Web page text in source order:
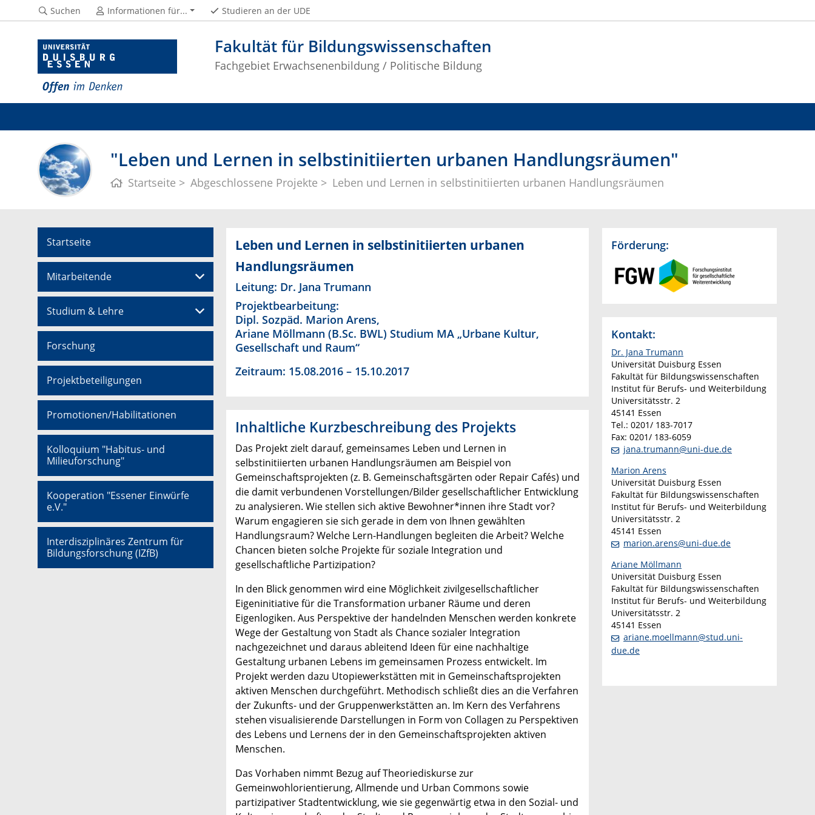
Fakultät für Bildungswissenschaften
Fachgebiet Erwachsenenbildung / Politische Bildung
Suchen Informationen für... Studieren an der UDE
"Leben und Lernen in selbstinitiierten urbanen Handlungsräumen"
Startseite Abgeschlossene Projekte Leben und Lernen in selbstinitiierten urbanen Handlungsräumen
Startseite
Mitarbeitende
Studium & Lehre
Forschung
Projektbeteiligungen
Promotionen/Habilitationen
Kolloquium "Habitus- und
Milieuforschung"
Kooperation "Essener Einwürfe
e.V."
Interdisziplinäres Zentrum für
Bildungsforschung (IZfB)
Leben und Lernen in selbstinitiierten urbanen
Handlungsräumen
Leitung: Dr. Jana Trumann
Projektbearbeitung:
Dipl. Sozpäd. Marion Arens,
Ariane Möllmann (B.Sc. BWL) Studium MA „Urbane Kultur,
Gesellschaft und Raum“
Zeitraum: 15.08.2016 – 15.10.2017
Inhaltliche Kurzbeschreibung des Projekts
Das Projekt zielt darauf, gemeinsames Leben und Lernen in
selbstinitiierten urbanen Handlungsräumen am Beispiel von
Gemeinschaftsprojekten (z. B. Gemeinschaftsgärten oder Repair Cafés) und
die damit verbundenen Vorstellungen/Bilder gesellschaftlicher Entwicklung
zu analysieren. Wie stellen sich aktive Bewohner*innen ihre Stadt vor?
Warum engagieren sie sich gerade in dem von Ihnen gewählten
Handlungsraum? Welche Lern-Handlungen begleiten die Arbeit? Welche
Chancen bieten solche Projekte für soziale Integration und
gesellschaftliche Partizipation?
In den Blick genommen wird eine Möglichkeit zivilgesellschaftlicher
Eigeninitiative für die Transformation urbaner Räume und deren
Eigenlogiken. Aus Perspektive der handelnden Menschen werden konkrete
Wege der Gestaltung von Stadt als Chance sozialer Integration
nachgezeichnet und daraus ableitend Ideen für eine nachhaltige
Gestaltung urbanen Lebens im gemeinsamen Prozess entwickelt. Im
Projekt werden dazu Utopiewerkstätten mit in Gemeinschaftsprojekten
aktiven Menschen durchgeführt. Methodisch schließt dies an die Verfahren
der Zukunfts- und der Gruppenwerkstätten an. Im Kern des Verfahrens
stehen visualisierende Darstellungen in Form von Collagen zu Perspektiven
des Lebens und Lernens der in den Gemeinschaftsprojekten aktiven
Menschen.
Das Vorhaben nimmt Bezug auf Theoriediskurse zur
Gemeinwohlorientierung, Allmende und Urban Commons sowie
partizipativer Stadtentwicklung, wie sie gegenwärtig etwa in den Sozial- und
Förderung:
Kontakt:
Dr. Jana Trumann
Universität Duisburg Essen
Fakultät für Bildungswissenschaften
Institut für Berufs- und Weiterbildung
Universitätsstr. 2
45141 Essen
Tel.: 0201/ 183-7017
Fax: 0201/ 183-6059
jana.trumann@uni-due.de
Marion Arens
Universität Duisburg Essen
Fakultät für Bildungswissenschaften
Institut für Berufs- und Weiterbildung
Universitätsstr. 2
45141 Essen
marion.arens@uni-due.de
Ariane Möllmann
Universität Duisburg Essen
Fakultät für Bildungswissenschaften
Institut für Berufs- und Weiterbildung
Universitätsstr. 2
45141 Essen
ariane.moellmann@stud.uni-
due.de